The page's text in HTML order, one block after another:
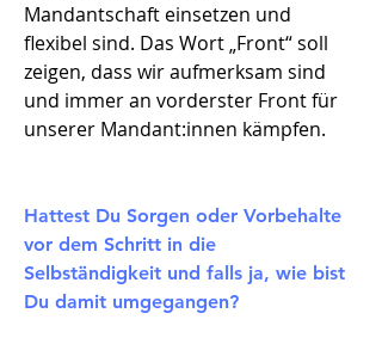
Mandantschaft einsetzen und
flexibel sind. Das Wort „Front“ soll
zeigen, dass wir aufmerksam sind
und immer an vorderster Front für
unserer Mandant:innen kämpfen.
Hattest Du Sorgen oder Vorbehalte
vor dem Schritt in die
Selbständigkeit und falls ja, wie bist
Du damit umgegangen?